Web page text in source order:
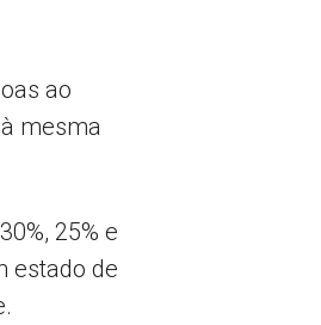
ao
mesma
25% e
estado de